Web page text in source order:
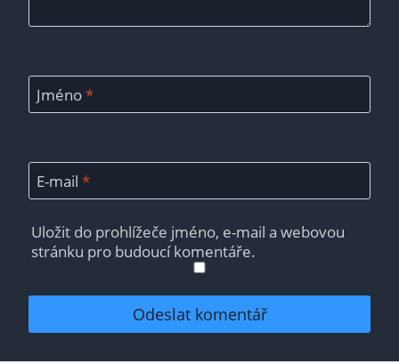
Jméno*
E-mail *
Uložit do prohlížeče jméno, e-mail a webovou
stránku pro budoucí komentáře.